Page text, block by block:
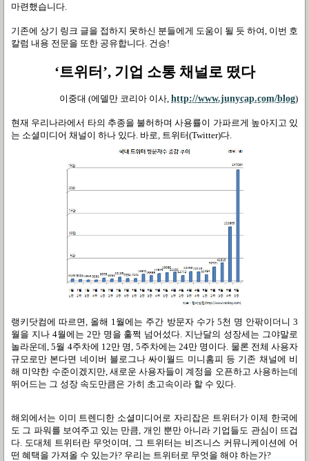
마련했습니다.
기존에 상기 링크 글을 접하지 못하신 분들에게 도움이 될 듯 하여, 이번 호
칼럼 내용 전문을 또한 공유합니다. 건승!
‘트위터 ’, 기업 소통 채널로 떴다
이중대 (에델만 코리아 이사, http://www.junycap.com/blog)
현재 우리나라에서 타의 추종을 불허하며 사용률이 가파르게 높아지고 있
는 소셜미디어 채널이 하나 있다. 바로, 트위터(Twitter)다.
랭키닷컴에 따르면 올해 1 월에는 주간 방문자 수가5천 명 안팎이더니 3
월을 지나4월에는 2만 명을 훌쩍 넘어섰다 지난달의 성장세는 그야말로
놀라운데 , 5월 4주차에 12만 명 , 5주차에는 24만 명이다 물론 전체 사용자
규모로만 본다면 네이버 블로그나 싸이월드 미니홈피 등 기존 채널에 비
해 미약한 수준이겠지만, 새로운 사용자들이 계정을 오픈하고 사용하는데
뛰어드는 그 성장 속도만큼은 가히 초고속이라 할 수 있다
해외에서는 이미 트렌디한 소셜미디어로 자리잡은 트위터가 이제 한국에
도 그 파워를 보여주고 있는 만큼 개인 뿐만 아니라 기업들도 관심이 뜨겁
다 도대체 트위터란 무엇이며
그 트위터는 비즈니스 커뮤니케이션에 어
떤 혜택을 가져올 수 있는가? 우리는 트위터로 무엇을 해야 하는가?